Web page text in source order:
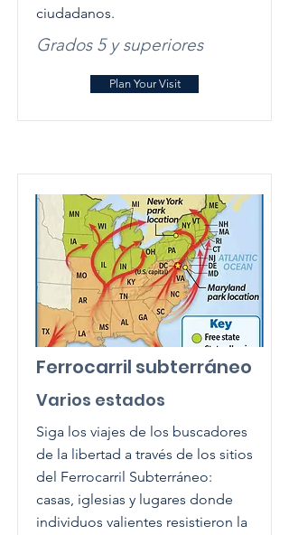
ciudadanos.
Grados 5 y superiores
Plan Your Visit
Ferrocarril subterráneo
Varios estados
Siga los viajes de los buscadores
de la libertad a través de los sitios
del Ferrocarril Subterráneo:
casas, iglesias y lugares donde
individuos valientes resistieron la